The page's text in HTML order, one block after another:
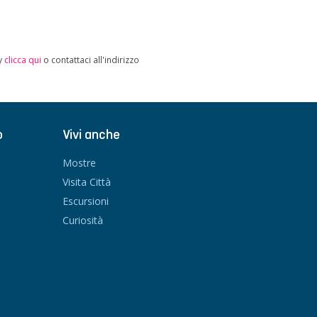
clicca qui o contattaci all'indirizzo
Vivi anche
Mostre
Visita Città
Escursioni
Curiosità